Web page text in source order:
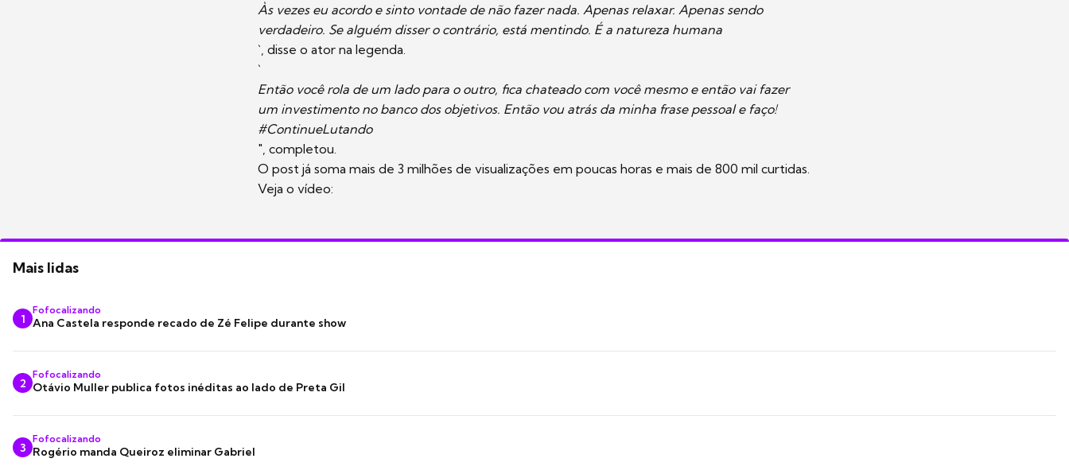
Às vezes eu acordo e sinto vontade de não fazer nada. Apenas relaxar. Apenas sendo
verdadeiro. Se alguém disser o contrário, está mentindo. É a natureza humana
`, disse o ator na legenda.
`
Então você rola de um lado para o outro, fica chateado com você mesmo e então vai fazer
um investimento no banco dos objetivos. Então vou atrás da minha frase pessoal e faço!
#ContinueLutando
", completou.
O post já soma mais de 3 milhões de visualizações em poucas horas e mais de 800 mil curtidas.
Veja o vídeo:
Mais lidas
1
Fofocalizando
Ana Castela responde recado de Zé Felipe durante show
2
Fofocalizando
Otávio Muller publica fotos inéditas ao lado de Preta Gil
3
Fofocalizando
Rogério manda Queiroz eliminar Gabriel